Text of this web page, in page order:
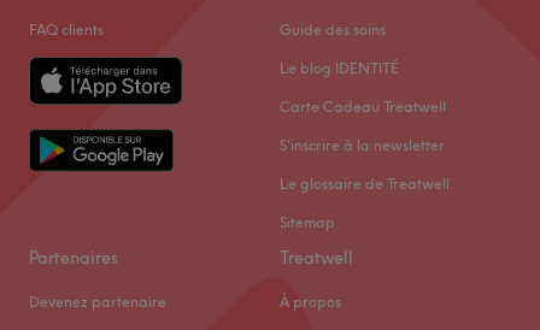
FAQ clients Guide des soins
Le blog IDENTITÉ
Carte Cadeau Treatwell
S'inscrire à la newsletter
Le glossaire de Treatwell
Sitemap
Partenaires
Devenez partenaire
Treatwell
À propos